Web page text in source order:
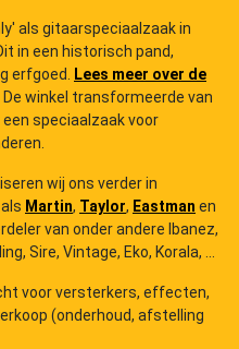
als gitaarspeciaalzaak in
in een historisch pand,
erfgoed. Lees meer over de
De winkel transformeerde van
speciaalzaak voor
wij ons verder in
Martin, Taylor, Eastman en
van onder andere Ibanez,
Sire, Vintage, Eko, Korala, ...
voor versterkers, effecten,
(onderhoud, afstelling